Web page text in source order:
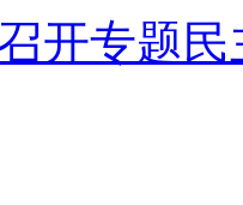
开专题